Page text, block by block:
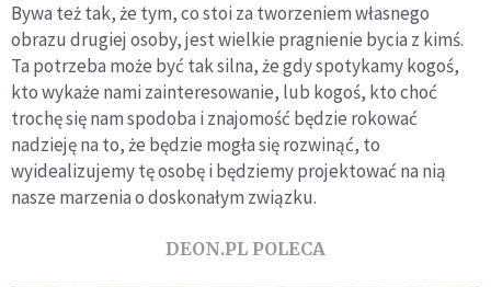
Bywa też tak, że tym, co stoi za tworzeniem własnego
obrazu drugiej osoby, jest wielkie pragnienie bycia z kimś.
Ta potrzeba może być tak silna, że gdy spotykamy kogoś,
kto wykaże nami zainteresowanie, lub kogoś, kto choć
trochę się nam spodoba i znajomość będzie rokować
nadzieję na to, że będzie mogła się rozwinąć, to
wyidealizujemy tę osobę i będziemy projektować na nią
nasze marzenia o doskonałym związku.
DEON.PL POLECA